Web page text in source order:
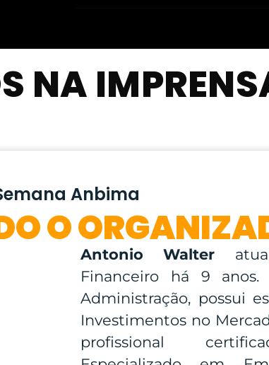
NA
Anbima
O
Antonio Walter
Financeiro há 9
Administração, possui
Investimentos no
profissional